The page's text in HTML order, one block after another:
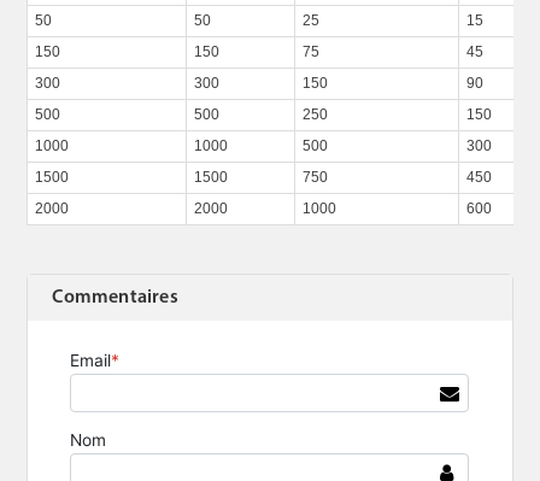
50
50 25
15
150
150 75
45
300
300 150
90
500
500 250
150
1000
1000 500
300
1500
1500 750
450
2000
2000 1000 600
Commentaires